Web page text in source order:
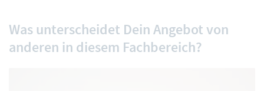
Was unterscheidet Dein Angebot von
anderen in diesem Fachbereich?